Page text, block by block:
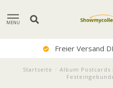
MENU
Freier Versand
Startseite
Album Postcards